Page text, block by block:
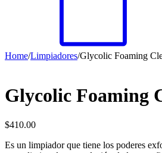
Home/Limpiadores/Glycolic Foaming
Glycolic Foaming
$410.00
Es un limpiador que tiene los poderes